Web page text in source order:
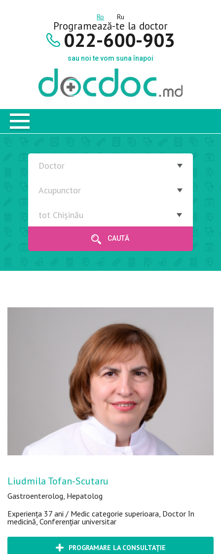
Ro Ru
Programează-te la doctor
022-600-903
sau noi te vom suna înapoi
CAUTĂ
Liudmila Tofan-Scutaru
Gastroenterolog, Hepatolog
Experiența 37 ani / Medic categorie superioara, Doctor în
medicină, Conferențiar universitar
PROGRAMARE LA CONSULTAȚIE